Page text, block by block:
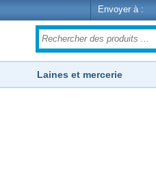
Envoyer à :
Laines et mercerie